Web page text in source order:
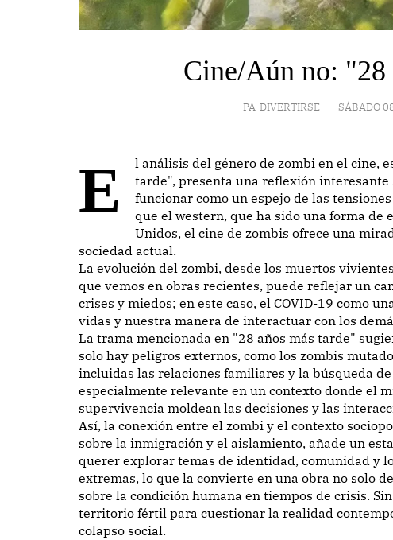
Cine/Aún no: "28
PA' DIVERTIRSE SÁBADO
El análisis del género de zombi en el cine, especialmente en la película "28 años más
tarde", presenta una reflexión
funcionar como un espejo de las
que el western, que ha sido una forma
Unidos, el cine de zombis ofrece una
sociedad actual.
La evolución del zombi, desde los muertos
que vemos en obras recientes, puede reflejar un
crises y miedos; en este caso, el COVID-19 como
vidas y nuestra manera de interactuar con los
La trama mencionada en "28 años más tarde"
solo hay peligros externos, como los zombis
incluidas las relaciones familiares y la búsqueda
especialmente relevante en un contexto donde el
supervivencia moldean las decisiones y las
Así, la conexión entre el zombi y el contexto
sobre la inmigración y el aislamiento, añade un
querer explorar temas de identidad, comunidad y
extremas, lo que la convierte en una obra no solo
sobre la condición humana en tiempos de crisis.
territorio fértil para cuestionar la realidad
colapso social.